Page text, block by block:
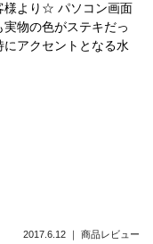
より☆ パソコン画面
実物の色がステキだっ
にアクセントとなる水
2017.6.12 ｜ 商品レビュー